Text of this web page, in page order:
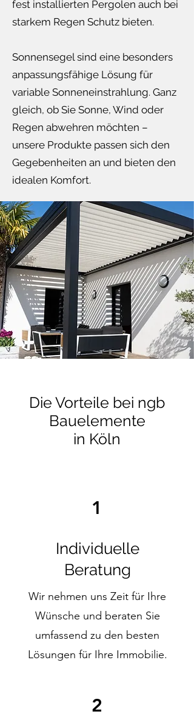
fest installierten Pergolen auch bei
starkem Regen Schutz bieten.
Sonnensegel sind eine besonders
anpassungsfähige Lösung für
variable Sonneneinstrahlung. Ganz
gleich, ob Sie Sonne, Wind oder
Regen abwehren möchten –
unsere Produkte passen sich den
Gegebenheiten an und bieten den
idealen Komfort.
Die Vorteile bei ngb
Bauelemente
in Köln
1
Individuelle
Beratung
Wir nehmen uns Zeit für Ihre
Wünsche und beraten Sie
umfassend zu den besten
Lösungen für Ihre Immobilie.
2